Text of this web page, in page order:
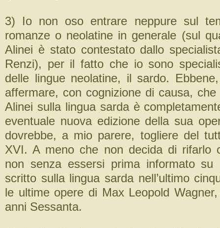
3) Io non oso entrare neppure sul
romanze o neolatine in generale (sul
Alinei è stato contestato dallo
Renzi), per il fatto che io sono
delle lingue neolatine, il sardo.
affermare, con cognizione di causa,
Alinei sulla lingua sarda è
eventuale nuova edizione della sua
dovrebbe, a mio parere, togliere del
XVI. A meno che non decida di rifarlo
non senza essersi prima informato
scritto sulla lingua sarda nell’ultimo
le ultime opere di Max Leopold
anni Sessanta.